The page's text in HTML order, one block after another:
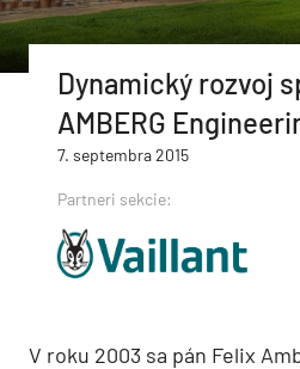
Dynamický rozvoj
AMBERG
7. septembra 2015
Partneri sekcie:
V roku 2003 sa pán Felix